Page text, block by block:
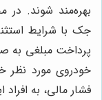
بهره‌مند شوند. در
جک با شرایط
پرداخت مبلغی به
خودروی مورد نظر
فشار مالی، به